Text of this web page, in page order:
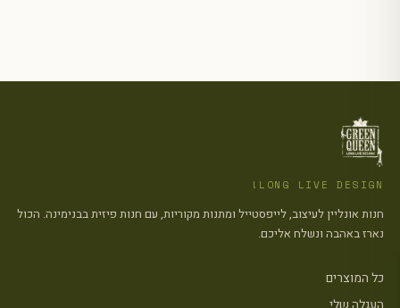
LONG LIVE DESIGN!
חנות אונליין לעיצוב, לייפסטייל ומתנות מקוריות, עם חנות פיזית בבנימינה. הכול
נארז באהבה ונשלח אליכם.
כל המוצרים